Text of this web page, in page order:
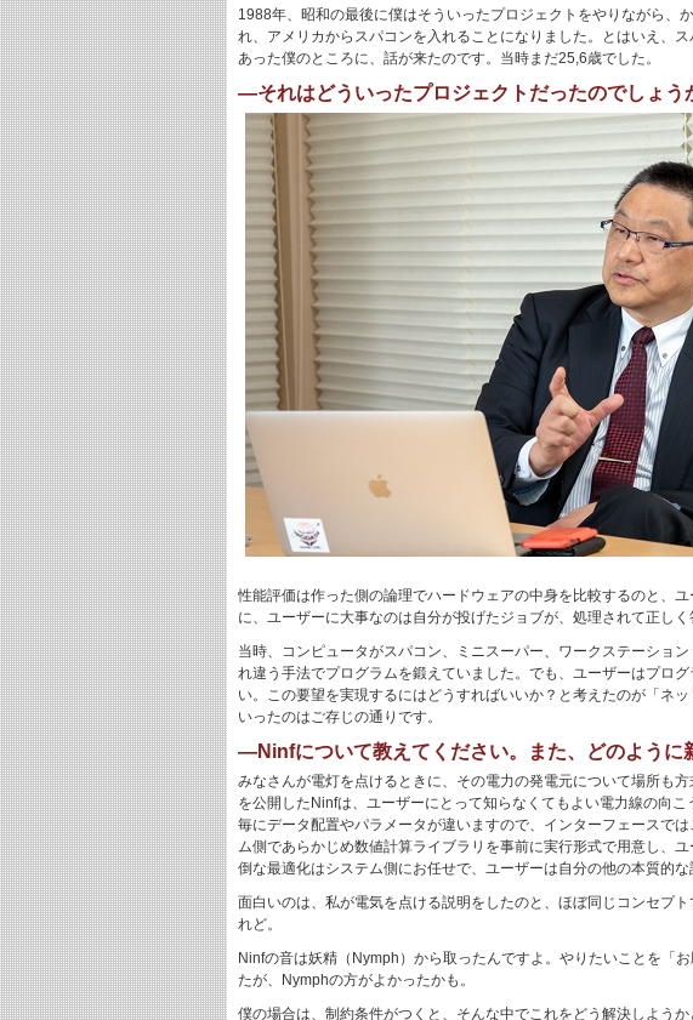
1988年、昭和の最後に僕はそういったプロジェクトをやりながら、
れ、アメリカからスパコンを入れることになりました。とはいえ、
あった僕のところに、話が来たのです。当時まだ25,6歳でした。
―それはどういったプロジェクトだったのでしょう
性能評価は作った側の論理でハードウェアの中身を比較するのと、
に、ユーザーに大事なのは自分が投げたジョブが、処理されて正し
当時、コンピュータがスパコン、ミニスーパー、ワークステーショ
れ違う手法でプログラムを鍛えていました。でも、ユーザーはプロ
い。この要望を実現するにはどうすればいいか？と考えたのが「ネ
いったのはご存じの通りです。
―Ninfについて教えてください。また、どのように
みなさんが電灯を点けるときに、その電力の発電元について場所も
を公開したNinfは、ユーザーにとって知らなくてもよい電力線の向
毎にデータ配置やパラメータが違いますので、インターフェースで
ム側であらかじめ数値計算ライブラリを事前に実行形式で用意し、
倒な最適化はシステム側にお任せで、ユーザーは自分の他の本質的な
面白いのは、私が電気を点ける説明をしたのと、ほぼ同じコンセプ
れど。
Ninfの音は妖精（Nymph）から取ったんですよ。やりたいことを「
たが、Nymphの方がよかったかも。
僕の場合は、制約条件がつくと、そんな中でこれをどう解決しよう